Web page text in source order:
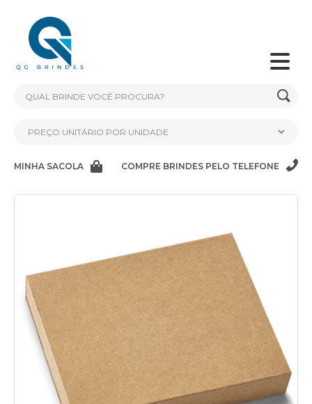
MINHA SACOLA COMPRE BRINDES PELO TELEFONE